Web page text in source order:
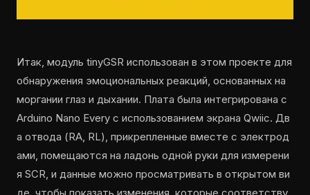
Итак, модуль tinyGSR использован в этом проекте для
обнаружения эмоциональных реакций, основанных на
моргании глаз и дыхании. Плата была интегрирована с
Arduino Nano Every с использованием экрана Qwiic. Дв
а отвода (RA, RL), прикрепленные вместе с электрод
ами, помещаются на ладонь одной руки для измерени
я SCR, и данные можно просматривать в открытом ви